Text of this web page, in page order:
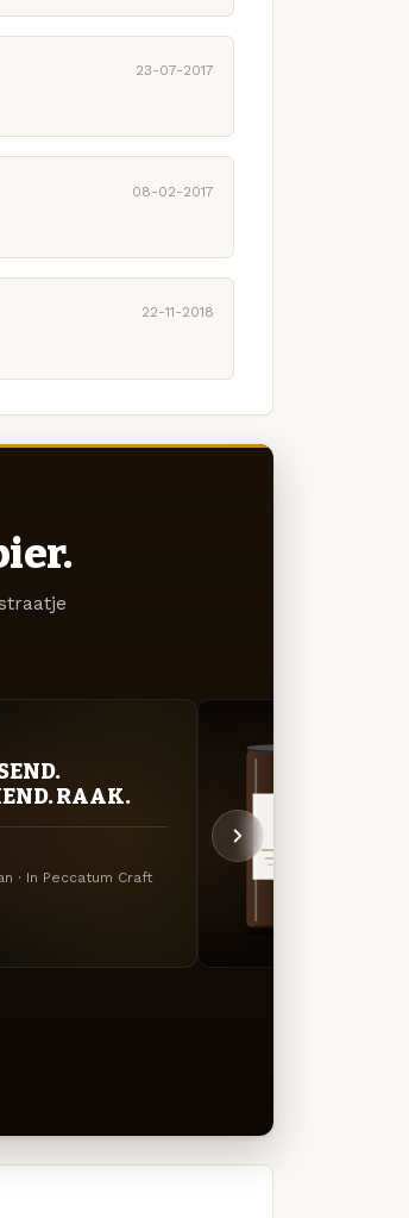
23-07-2017
08-02-2017
22-11-2018
RAAK.
· In Peccatum Craft